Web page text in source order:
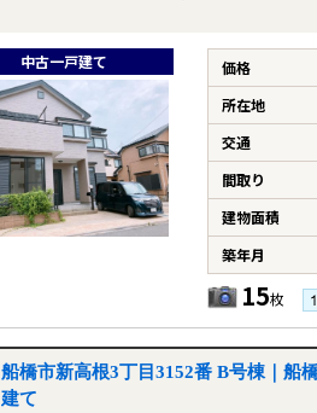
中古一戸建て 価格
所在地
交通
間取り
建物面積
築年月
15枚
船橋市新高根3丁目3152番 B号棟｜船
建て